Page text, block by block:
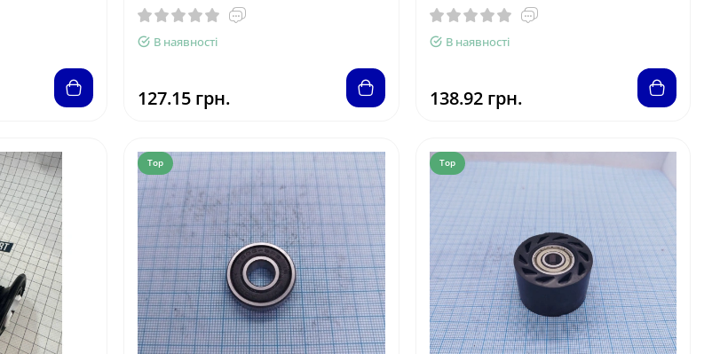
В наявності
127.15 грн.
В наявності
138.92 грн.
Top Top